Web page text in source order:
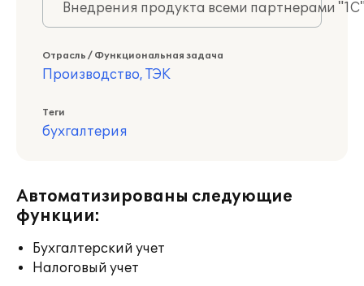
Внедрения продукта всеми партнерами
Отрасль / Функциональная задача
Производство, ТЭК
Теги
бухгалтерия
Автоматизированы следующие
функции:
Бухгалтерский учет
Налоговый учет